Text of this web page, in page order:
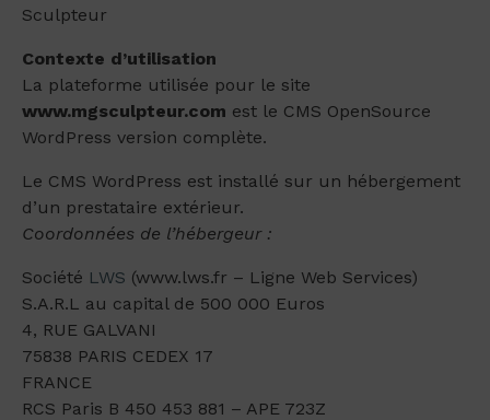
Sculpteur
Contexte d’utilisation
La plateforme utilisée pour le site
www.mgsculpteur.com est le CMS OpenSource
WordPress version complète.
Le CMS WordPress est installé sur un hébergement
d’un prestataire extérieur.
Coordonnées de l’hébergeur :
Société LWS (www.lws.fr – Ligne Web Services)
S.A.R.L au capital de 500 000 Euros
4, RUE GALVANI
75838 PARIS CEDEX 17
FRANCE
RCS Paris B 450 453 881 – APE 723Z